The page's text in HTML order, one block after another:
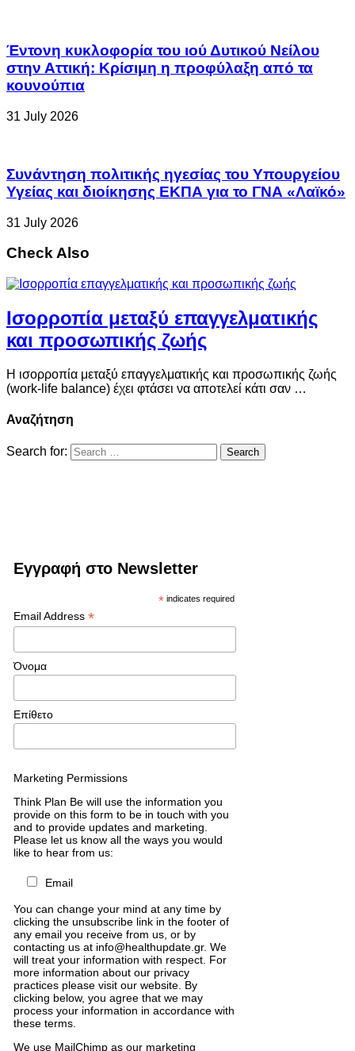
Έντονη κυκλοφορία του ιού Δυτικού Νείλου
στην Αττική: Κρίσιμη η προφύλαξη από τα
κουνούπια
31 July 2026
Συνάντηση πολιτικής ηγεσίας του Υπουργείου
Υγείας και διοίκησης ΕΚΠΑ για το ΓΝΑ «Λαϊκό»
31 July 2026
Check Also
Ισορροπία μεταξύ επαγγελματικής
και προσωπικής ζωής
Η ισορροπία μεταξύ επαγγελματικής και προσωπικής ζωής
(work-life balance) έχει φτάσει να αποτελεί κάτι σαν …
Αναζήτηση
Search for:
Εγγραφή στο Newsletter
* indicates required
Email Address *
Όνομα
Επίθετο
Marketing Permissions
Think Plan Be will use the information you
provide on this form to be in touch with you
and to provide updates and marketing.
Please let us know all the ways you would
like to hear from us:
Email
You can change your mind at any time by
clicking the unsubscribe link in the footer of
any email you receive from us, or by
contacting us at info@healthupdate.gr. We
will treat your information with respect. For
more information about our privacy
practices please visit our website. By
clicking below, you agree that we may
process your information in accordance with
these terms.
We use MailChimp as our marketing